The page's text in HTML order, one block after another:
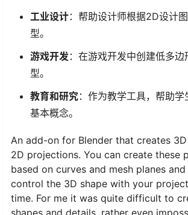
工业设计：帮助设计师根据2D设计
型。
游戏开发：在游戏开发中创建低多
型。
教育和研究：作为教学工具，帮助
基本概念。
An add-on for Blender that creates
2D projections. You can create these
based on curves and mesh planes
control the 3D shape with your
time. For me it was quite difficult to
shapes and details, rather even